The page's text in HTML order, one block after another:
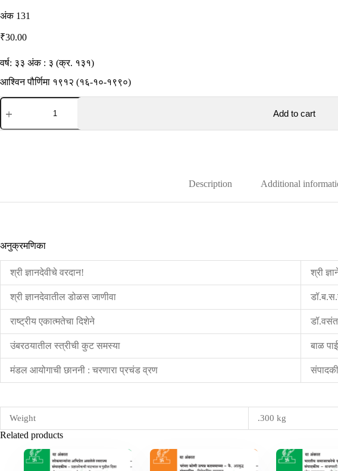
अंक 131
₹30.00
वर्ष: ३३ अंक : ३ (क्र. १३१)
आश्विन पौर्णिमा १९१२ (१६-१०-१९९०)
अंक
131
Add to cart
Description Additional
अनुक्रमणिका
श्री ज्ञानदेवीचे वरदान! श्री
श्री ज्ञानदेवातील डोळस जाणीवा
राष्ट्रीय एकात्मतेचा दिशेने डॉ.वसंत
उंबरठयातील स्त्रीची कुट समस्या बाळ
मंडल आयोगाची छाननी : चरणारा प्रचंड व्रण
Weight .300 kg
Related products